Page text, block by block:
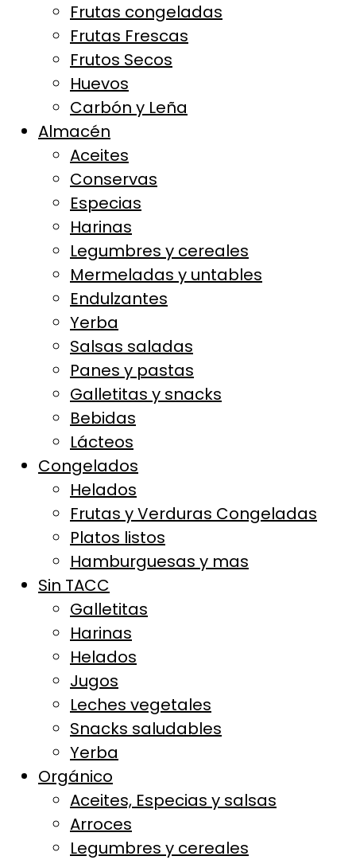
Frutas congeladas
Frutas Frescas
Frutos Secos
Huevos
Carbón y Leña
Almacén
Aceites
Conservas
Especias
Harinas
Legumbres y cereales
Mermeladas y untables
Endulzantes
Yerba
Salsas saladas
Panes y pastas
Galletitas y snacks
Bebidas
Lácteos
Congelados
Helados
Frutas y Verduras Congeladas
Platos listos
Hamburguesas y mas
Sin TACC
Galletitas
Harinas
Helados
Jugos
Leches vegetales
Snacks saludables
Yerba
Orgánico
Aceites, Especias y salsas
Arroces
Legumbres y cereales